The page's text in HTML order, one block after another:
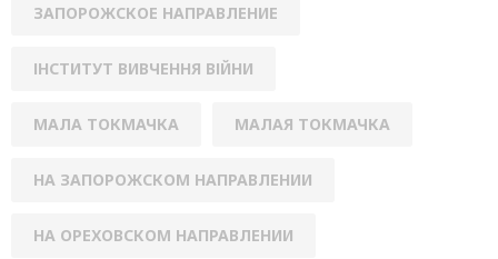
ЗАПОРОЖСКОЕ НАПРАВЛЕНИЕ
ІНСТИТУТ ВИВЧЕННЯ ВІЙНИ
МАЛА ТОКМАЧКА МАЛАЯ ТОКМАЧКА
НА ЗАПОРОЖСКОМ НАПРАВЛЕНИИ
НА ОРЕХОВСКОМ НАПРАВЛЕНИИ